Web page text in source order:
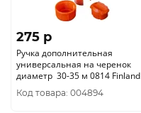
275 p
Ручка дополнительная
универсальная на черенок
диаметр 30-35 м 0814 Finland
Код товара: 004894